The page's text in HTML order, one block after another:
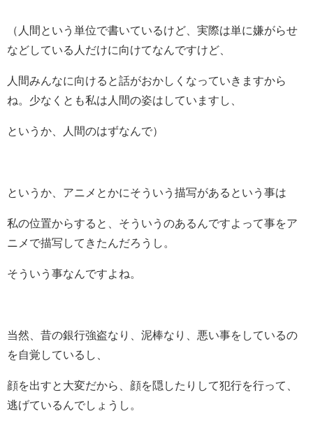
（人間という単位で書いているけど、実際は単に嫌がらせ
などしている人だけに向けてなんですけど、
人間みんなに向けると話がおかしくなっていきますから
ね。少なくとも私は人間の姿はしていますし、
というか、人間のはずなんで）
というか、アニメとかにそういう描写があるという事は
私の位置からすると、そういうのあるんですよって事をア
ニメで描写してきたんだろうし。
そういう事なんですよね。
当然、昔の銀行強盗なり、泥棒なり、悪い事をしているの
を自覚しているし、
顔を出すと大変だから、顔を隠したりして犯行を行って、
逃げているんでしょうし。